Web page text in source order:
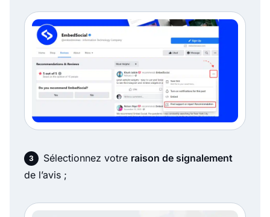
Sélectionnez votre raison de signalement
de l’avis ;